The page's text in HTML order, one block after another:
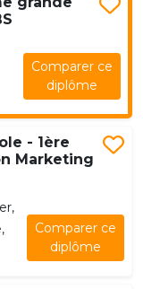
Comparer ce
diplôme
- 1ère
Marketing
Comparer ce
diplôme